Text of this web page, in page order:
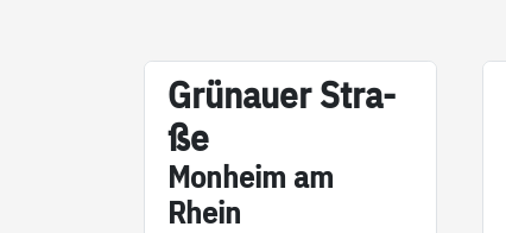
Grünau­er Stra­
ße
Mon­heim am
Rhein